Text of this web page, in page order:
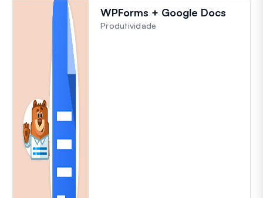
WPForms + Google Docs
Produtividade